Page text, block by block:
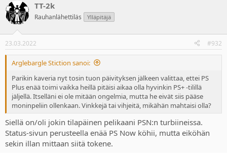
c
t
i
s
:
TT-2k
Rauhanlähettiläs Ylläpitäjä
23.03.2022 #932
Arglebargle Stiction sanoi:
Parikin kaveria nyt tosin tuon päivityksen jälkeen valittaa, ettei PS
Plus enää toimi vaikka heillä pitäisi aikaa olla hyvinkin PS+ -tilillä
jäljellä. Itselläni ei ole mitään ongelmia, mutta he eivät siis pääse
moninpeliin ollenkaan. Vinkkejä tai vihjeitä, mikähän mahtaisi olla?
Siellä on/oli jokin tilapäinen pelikaani PSN:n turbiineissa.
Status-sivun perusteella enää PS Now köhii, mutta eiköhän
sekin illan mittaan siitä tokene.